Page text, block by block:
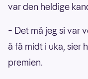
var den heldige
– Det må jeg si var
å få midt i uka, sier
premien.